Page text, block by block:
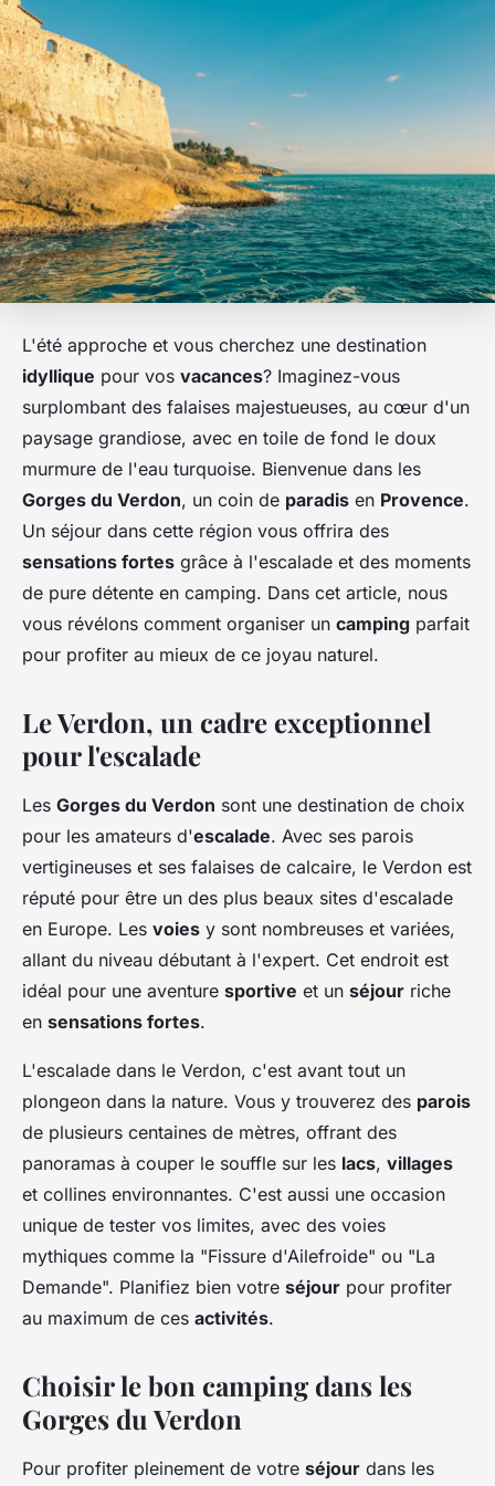
L'été approche et vous cherchez une destination
idyllique pour vos vacances? Imaginez-vous
surplombant des falaises majestueuses, au cœur d'un
paysage grandiose, avec en toile de fond le doux
murmure de l'eau turquoise. Bienvenue dans les
Gorges du Verdon, un coin de paradis en Provence.
Un séjour dans cette région vous offrira des
sensations fortes grâce à l'escalade et des moments
de pure détente en camping. Dans cet article, nous
vous révélons comment organiser un camping parfait
pour profiter au mieux de ce joyau naturel.
Le Verdon, un cadre exceptionnel
pour l'escalade
Les Gorges du Verdon sont une destination de choix
pour les amateurs d'escalade. Avec ses parois
vertigineuses et ses falaises de calcaire, le Verdon est
réputé pour être un des plus beaux sites d'escalade
en Europe. Les voies y sont nombreuses et variées,
allant du niveau débutant à l'expert. Cet endroit est
idéal pour une aventure sportive et un séjour riche
en sensations fortes.
L'escalade dans le Verdon, c'est avant tout un
plongeon dans la nature. Vous y trouverez des parois
de plusieurs centaines de mètres, offrant des
panoramas à couper le souffle sur les lacs, villages
et collines environnantes. C'est aussi une occasion
unique de tester vos limites, avec des voies
mythiques comme la "Fissure d'Ailefroide" ou "La
Demande". Planifiez bien votre séjour pour profiter
au maximum de ces activités.
Choisir le bon camping dans les
Gorges du Verdon
Pour profiter pleinement de votre séjour dans les